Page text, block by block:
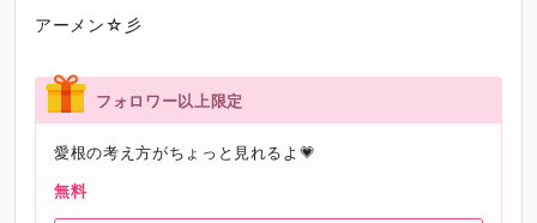
アーメン☆彡
フォロワー以上限定
愛根の考え方がちょっと見れるよ💗
無料